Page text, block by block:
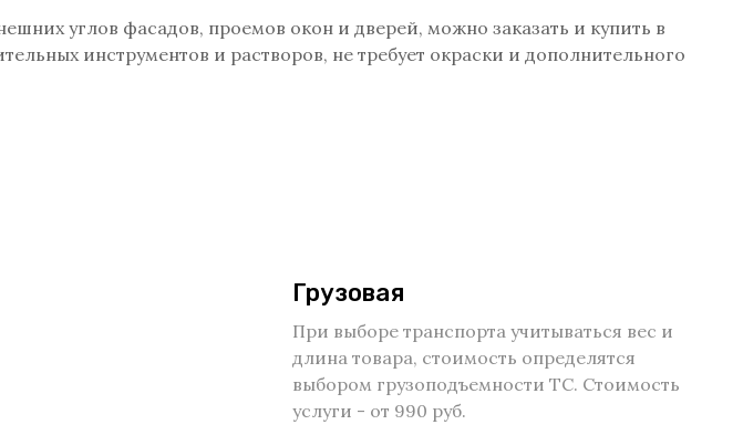
углов фасадов, проемов окон и дверей, можно заказать и купить в
инструментов и растворов, не требует окраски и дополнительного
Грузовая
При выборе транспорта учитываться вес и
длина товара, стоимость определятся
выбором грузоподъемности ТС. Стоимость
услуги - от 990 руб.